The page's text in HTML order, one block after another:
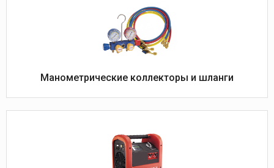
Манометрические коллекторы и шланги